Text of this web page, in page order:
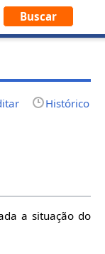
Histórico
a situação do